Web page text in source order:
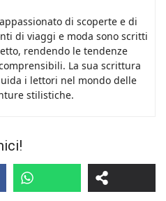
di scoperte e di
di viaggi e moda sono scritti
rendendo le tendenze
La sua scrittura
i lettori nel mondo delle
stilistiche.